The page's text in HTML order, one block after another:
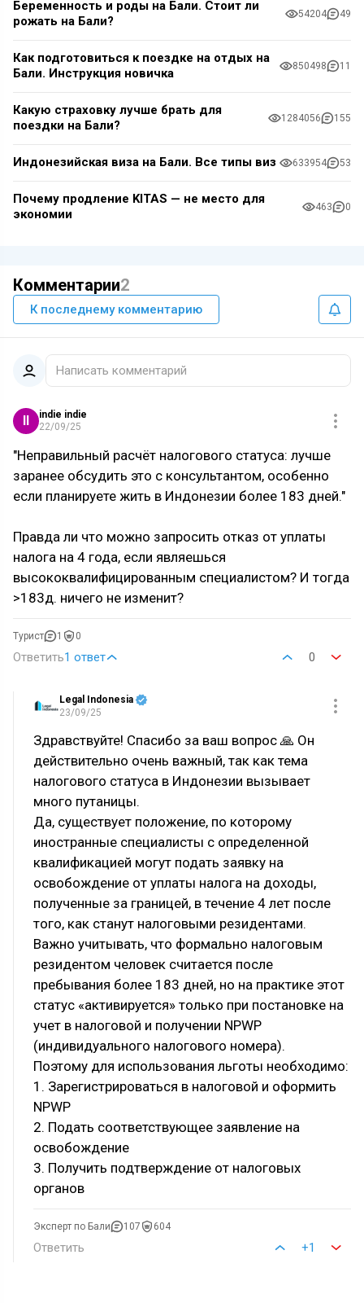
Беременность и роды на Бали. Стоит ли
рожать на Бали?
54204 49
Как подготовиться к поездке на отдых на
Бали. Инструкция новичка
850498 11
Какую страховку лучше брать для
поездки на Бали?
1284056 155
Индонезийская виза на Бали. Все типы виз 633954 53
Почему продление KITAS — не место для
экономии
463 0
Комментарии2
К последнему комментарию
Написать комментарий
II
indie indie
22/09/25
"Неправильный расчёт налогового статуса: лучше
заранее обсудить это с консультантом, особенно
если планируете жить в Индонезии более 183 дней."
Правда ли что можно запросить отказ от уплаты
налога на 4 года, если являешься
высококвалифицированным специалистом? И тогда
>183д. ничего не изменит?
Турист 1 0
Ответить1 ответ 0
Legal Indonesia
23/09/25
Здравствуйте! Спасибо за ваш вопрос 🙏 Он
действительно очень важный, так как тема
налогового статуса в Индонезии вызывает
много путаницы.
Да, существует положение, по которому
иностранные специалисты с определенной
квалификацией могут подать заявку на
освобождение от уплаты налога на доходы,
полученные за границей, в течение 4 лет после
того, как станут налоговыми резидентами.
Важно учитывать, что формально налоговым
резидентом человек считается после
пребывания более 183 дней, но на практике этот
статус «активируется» только при постановке на
учет в налоговой и получении NPWP
(индивидуального налогового номера).
Поэтому для использования льготы необходимо:
1. Зарегистрироваться в налоговой и оформить
NPWP
2. Подать соответствующее заявление на
освобождение
3. Получить подтверждение от налоговых
органов
Эксперт по Бали 107 604
Ответить +1